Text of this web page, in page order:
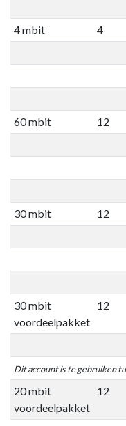
4 mbit 4
60 mbit 12
30 mbit 12
30 mbit
voordeelpakket
12
Dit account is te gebruiken
20 mbit
voordeelpakket
12